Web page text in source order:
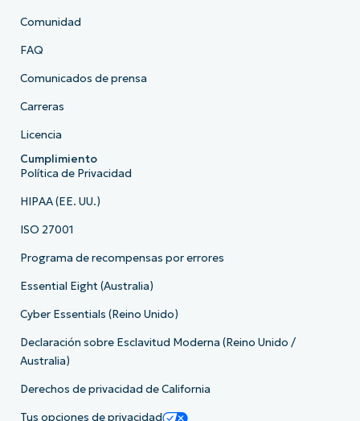
Comunidad
FAQ
Comunicados de prensa
Carreras
Licencia
Cumplimiento
Política de Privacidad
HIPAA (EE. UU.)
ISO 27001
Programa de recompensas por errores
Essential Eight (Australia)
Cyber Essentials (Reino Unido)
Declaración sobre Esclavitud Moderna (Reino Unido /
Australia)
Derechos de privacidad de California
Tus opciones de privacidad